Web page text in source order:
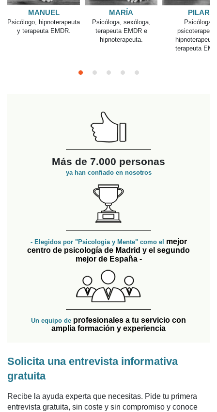
MANUEL
Psicólogo, hipnoterapeuta
y terapeuta EMDR.
MARÍA
Psicóloga, sexóloga,
terapeuta EMDR e
hipnoterapeuta.
PILAR
Psicóloga,
terapeuta
Más de 7.000 personas
ya han confiado en nosotros
- Elegidos por "Psicología y Mente" como el mejor
centro de psicología de Madrid y el segundo
mejor de España -
Un equipo de profesionales a tu servicio con
amplia formación y experiencia
Solicita una entrevista informativa
gratuita
Recibe la ayuda experta que necesitas. Pide tu primera
entrevista gratuita, sin coste y sin compromiso y conoce